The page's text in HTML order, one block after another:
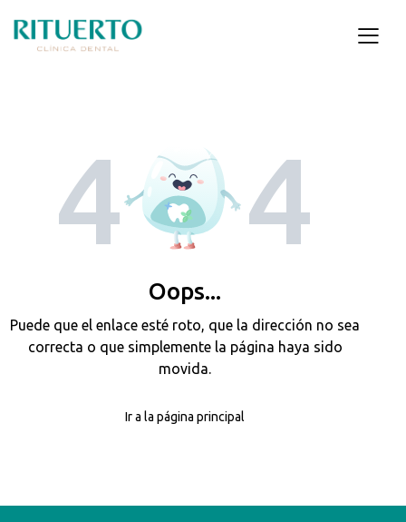
4 4
Oops...
Puede que el enlace esté roto, que la dirección no sea
correcta o que simplemente la página haya sido
movida.
Ir a la página principal